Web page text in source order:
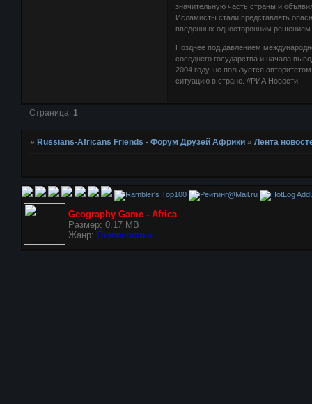
значительную часть страны и
Исламисты стали представлять
введенных односторонним
Позднее под давлением
соседнего государства и начала
2004 году, не пользуется
ситуацию в стране. //РИА Новости
Страница: 1
» Russians-Africans Friends - Форум Друзей Африки »Лента
Geography Game - Africa
Размер: 0.17 MB
Жанр: Головоломки